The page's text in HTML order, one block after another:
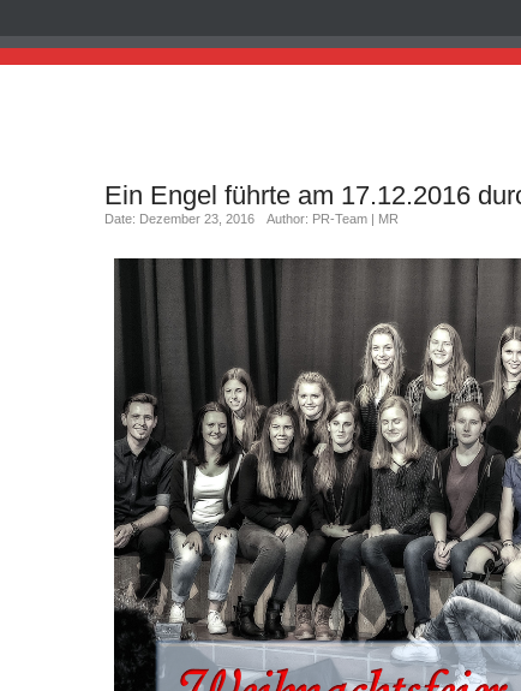
Ein Engel führte am 17.12.2016
Date: Dezember 23, 2016 Author: PR-Team | MR